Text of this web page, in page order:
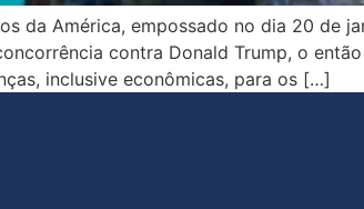
da América, empossado no dia 20 de
contra Donald Trump, o
inclusive econômicas, para os […]